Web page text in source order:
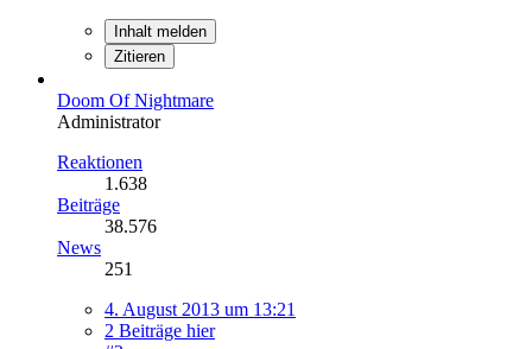
Inhalt melden
Zitieren
Doom Of Nightmare
Administrator
Reaktionen
1.638
Beiträge
38.576
News
251
4. August 2013 um 13:21
2 Beiträge hier